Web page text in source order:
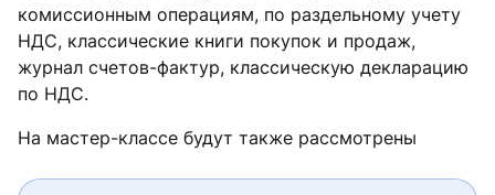
комиссионным операциям, по раздельному учету
НДС, классические книги покупок и продаж,
журнал счетов-фактур, классическую декларацию
по НДС.
На мастер-классе будут также рассмотрены